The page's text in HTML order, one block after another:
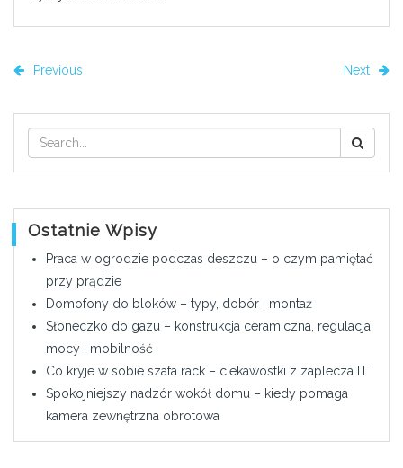
Previous Next
Ostatnie Wpisy
Praca w ogrodzie podczas deszczu – o czym pamiętać
przy prądzie
Domofony do bloków – typy, dobór i montaż
Słoneczko do gazu – konstrukcja ceramiczna, regulacja
mocy i mobilność
Co kryje w sobie szafa rack – ciekawostki z zaplecza IT
Spokojniejszy nadzór wokół domu – kiedy pomaga
kamera zewnętrzna obrotowa